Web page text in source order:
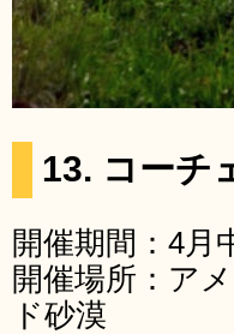
13. コーチ
開催期間：4月
開催場所：ア
ド砂漠